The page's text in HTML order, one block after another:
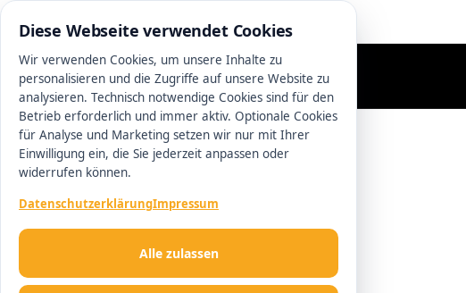
0511 13221100
Diese Webseite verwendet Cookies
Wir verwenden Cookies, um unsere Inhalte zu
personalisieren und die Zugriffe auf unsere Website zu
analysieren. Technisch notwendige Cookies sind für den
Betrieb erforderlich und immer aktiv. Optionale Cookies
für Analyse und Marketing setzen wir nur mit Ihrer
Einwilligung ein, die Sie jederzeit anpassen oder
widerrufen können.
DatenschutzerklärungImpressum
Alle zulassen